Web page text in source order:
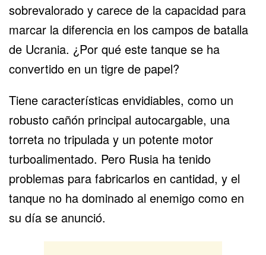
sobrevalorado y carece de la capacidad para
marcar la diferencia en los campos de batalla
de Ucrania. ¿Por qué este tanque se ha
convertido en un tigre de papel?
Tiene características envidiables, como un
robusto cañón principal autocargable, una
torreta no tripulada y un potente motor
turboalimentado. Pero Rusia ha tenido
problemas para fabricarlos en cantidad, y el
tanque no ha dominado al enemigo como en
su día se anunció.